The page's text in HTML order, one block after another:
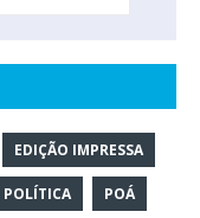
EDIÇÃO IMPRESSA
POLÍTICA POÁ